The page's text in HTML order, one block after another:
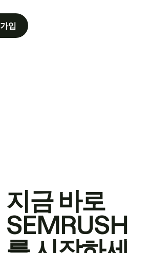
가입
지금 바로
SEMRUSH